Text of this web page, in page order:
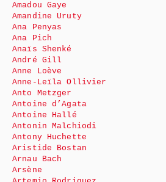
Amadou Gaye
Amandine Uruty
Ana Penyas
Ana Pich
Anaïs Shenké
André Gill
Anne Loève
Anne-Leïla Ollivier
Anto Metzger
Antoine d’Agata
Antoine Hallé
Antonin Malchiodi
Antony Huchette
Aristide Bostan
Arnau Bach
Arsène